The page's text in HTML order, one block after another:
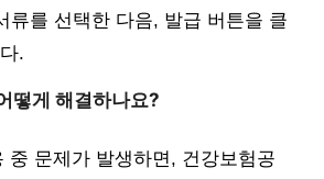
류를 선택한 다음, 발급 버튼을 클
.
떻게 해결하나요?
중 문제가 발생하면, 건강보험공